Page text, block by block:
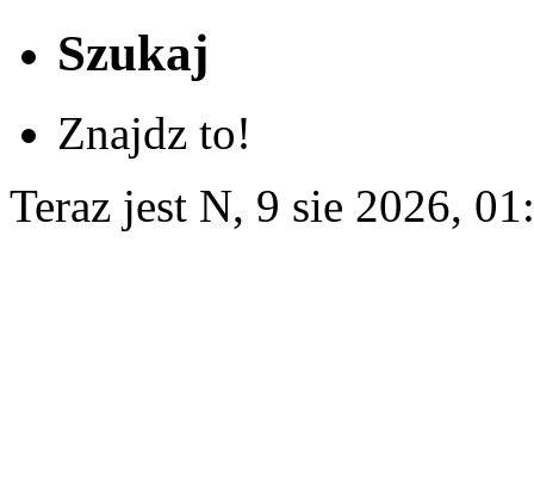
Szukaj
Znajdz to!
Teraz jest N, 9 sie 2026,